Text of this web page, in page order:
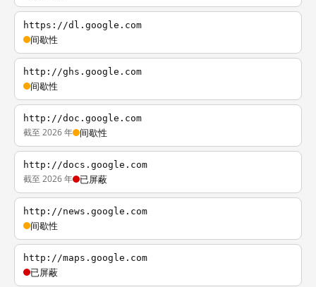
https://dl.google.com
间歇性
http://ghs.google.com
间歇性
http://doc.google.com
截至 2026 年 间歇性
http://docs.google.com
截至 2026 年 已屏蔽
http://news.google.com
间歇性
http://maps.google.com
已屏蔽